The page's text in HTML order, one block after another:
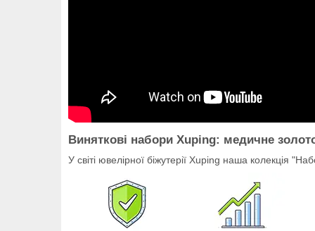
Виняткові набори Xuping: медичне
У світі ювелірної біжутерії Xuping наша колекція